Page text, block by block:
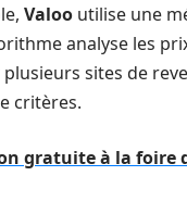
Valoo utilise une
analyse les
sites de
critères.
gratuite à la foire